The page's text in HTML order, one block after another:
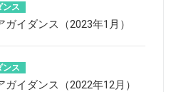
ンス
イダンス（2023年1月）
ンス
イダンス（2022年12月）